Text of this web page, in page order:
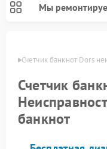
Мы
Счетчик банкнот Dors
Счетчик
банкнот